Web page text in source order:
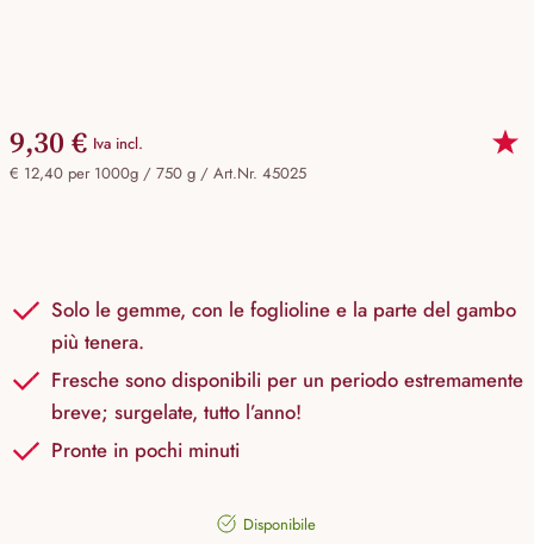
9,30 € Iva incl.
€ 12,40 per 1000g / 750 g / Art.Nr. 45025
Solo le gemme, con le foglioline e la parte del gambo
più tenera.
Fresche sono disponibili per un periodo estremamente
breve; surgelate, tutto l’anno!
Pronte in pochi minuti
Disponibile